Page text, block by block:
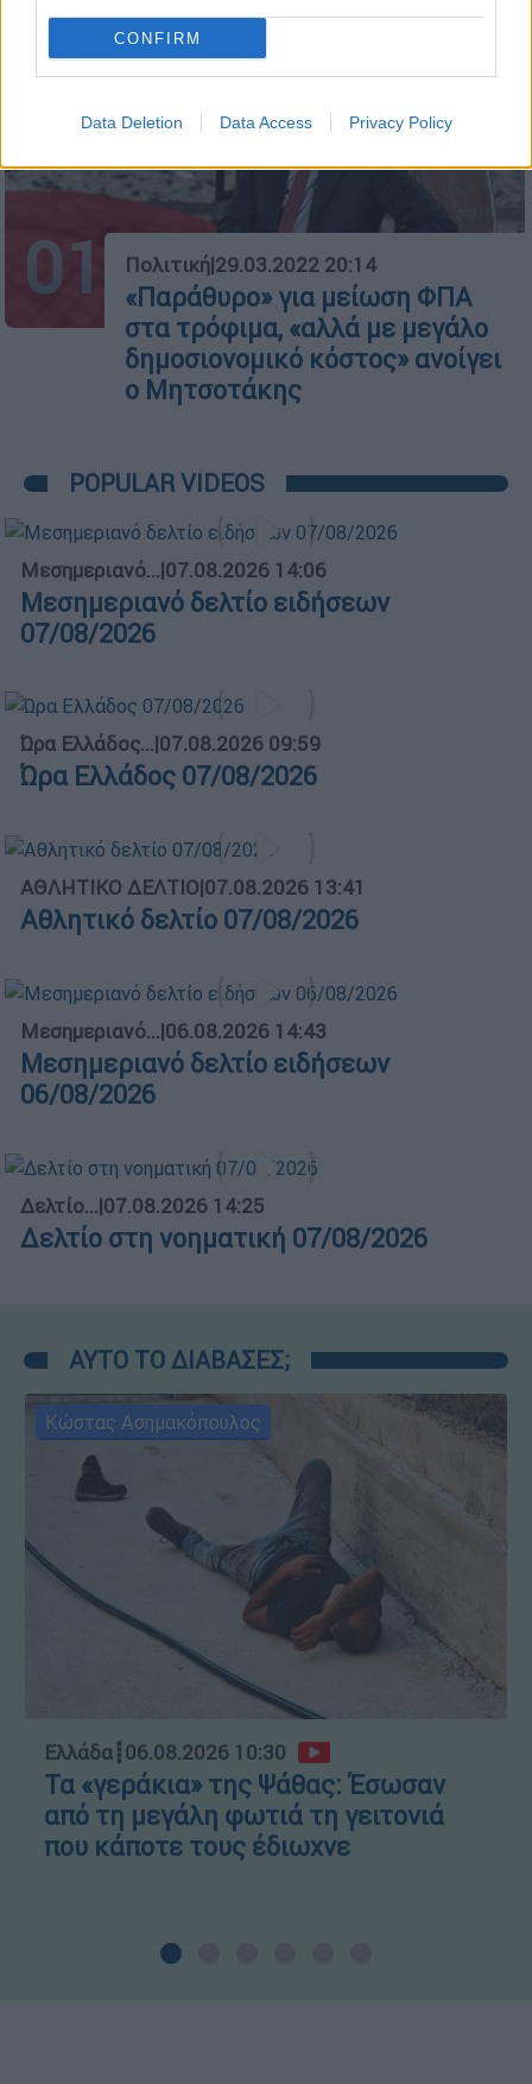
CONFIRM
Data Deletion Data Access Privacy Policy
01 Πολιτική|29.03.2022 20:14
«Παράθυρο» για μείωση ΦΠΑ
στα τρόφιμα, «αλλά με μεγάλο
δημοσιονομικό κόστος» ανοίγει
ο Μητσοτάκης
POPULAR VIDEOS
Μεσημεριανό...|07.08.2026 14:06
Μεσημεριανό δελτίο ειδήσεων
07/08/2026
Ώρα Ελλάδος...|07.08.2026 09:59
Ώρα Ελλάδος 07/08/2026
ΑΘΛΗΤΙΚΟ ΔΕΛΤΙΟ|07.08.2026 13:41
Αθλητικό δελτίο 07/08/2026
Μεσημεριανό...|06.08.2026 14:43
Μεσημεριανό δελτίο ειδήσεων
06/08/2026
Δελτίο...|07.08.2026 14:25
Δελτίο στη νοηματική 07/08/2026
ΑΥΤΟ ΤΟ ΔΙΑΒΑΣΕΣ;
Κώστας Ασημακόπουλος
Ελλάδα┋06.08.2026 10:30
Τα «γεράκια» της Ψάθας: Έσωσαν
από τη μεγάλη φωτιά τη γειτονιά
που κάποτε τους έδιωχνε